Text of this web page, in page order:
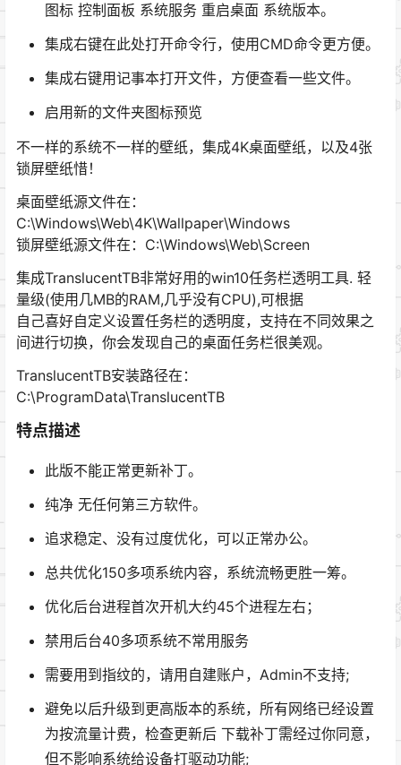
图标 控制面板 系统服务 重启桌面 系统版本。
集成右键在此处打开命令行，使用CMD命令更方便。
集成右键用记事本打开文件，方便查看一些文件。
启用新的文件夹图标预览
不一样的系统不一样的壁纸，集成4K桌面壁纸，以及4张
锁屏壁纸惜！
桌面壁纸源文件在：
C:\Windows\Web\4K\Wallpaper\Windows
锁屏壁纸源文件在：C:\Windows\Web\Screen
集成TranslucentTB非常好用的win10任务栏透明工具. 轻
量级(使用几MB的RAM,几乎没有CPU),可根据
自己喜好自定义设置任务栏的透明度，支持在不同效果之
间进行切换，你会发现自己的桌面任务栏很美观。
TranslucentTB安装路径在：
C:\ProgramData\TranslucentTB
特点描述
此版不能正常更新补丁。
纯净 无任何第三方软件。
追求稳定、没有过度优化，可以正常办公。
总共优化150多项系统内容，系统流畅更胜一筹。
优化后台进程首次开机大约45个进程左右；
禁用后台40多项系统不常用服务
需要用到指纹的，请用自建账户，Admin不支持;
避免以后升级到更高版本的系统，所有网络已经设置
为按流量计费，检查更新后 下载补丁需经过你同意，
但不影响系统给设备打驱动功能;